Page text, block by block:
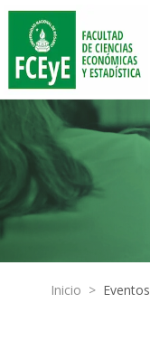
Inicio > Eventos